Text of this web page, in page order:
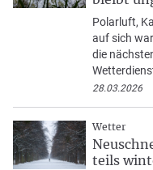
Polarluft,
auf sich
die
28.03.2026
Wetter
teils